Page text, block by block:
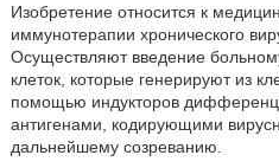
Изобретение относится к
иммунотерапии хронического
Осуществляют введение
клеток, которые генерируют из
помощью индукторов
антигенами, кодирующими
дальнейшему созреванию.